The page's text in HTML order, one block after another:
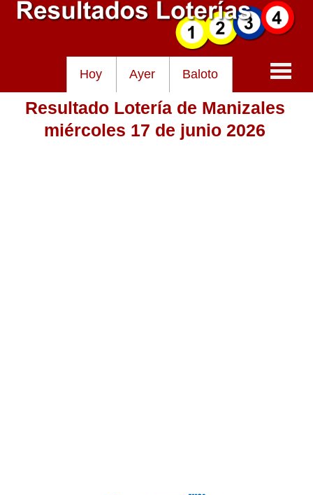
Hoy Ayer Baloto
Baloto
Resultado Lotería de Manizales
miércoles 17 de junio 2026